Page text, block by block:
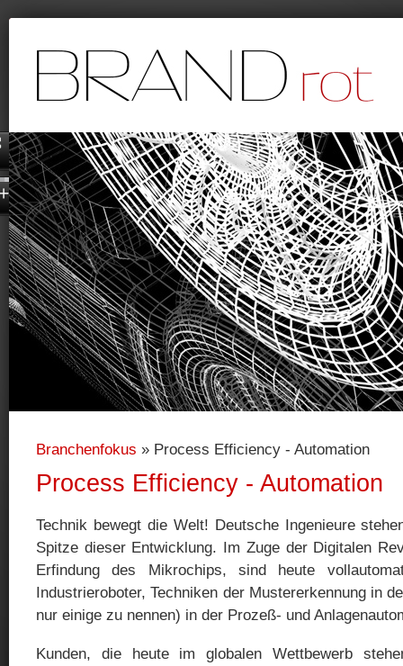
Branchenfokus » Process Efficiency - Automation
Process Efficiency - Automation
Technik bewegt die Welt! Deutsche Ingenieure
Spitze dieser Entwicklung. Im Zuge der Digitalen
Erfindung des Mikrochips, sind heute
Industrieroboter, Techniken der Mustererkennung in
nur einige zu nennen) in der Prozeß- und
Kunden, die heute im globalen Wettbewerb